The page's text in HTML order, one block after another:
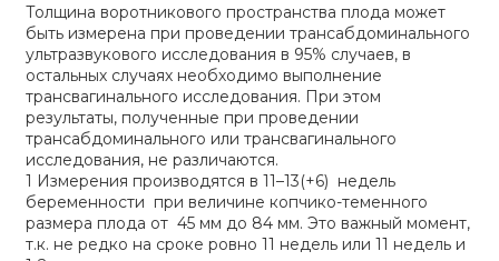
Толщина воротникового пространства плода может
быть измерена при проведении трансабдоминального
ультразвукового исследования в 95% случаев, в
остальных случаях необходимо выполнение
трансвагинального исследования. При этом
результаты, полученные при проведении
трансабдоминального или трансвагинального
исследования, не различаются.
1 Измерения производятся в 11–13(+6) недель
беременности при величине копчико-теменного
размера плода от 45 мм до 84 мм. Это важный момент,
т.к. не редко на сроке ровно 11 недель или 11 недель и